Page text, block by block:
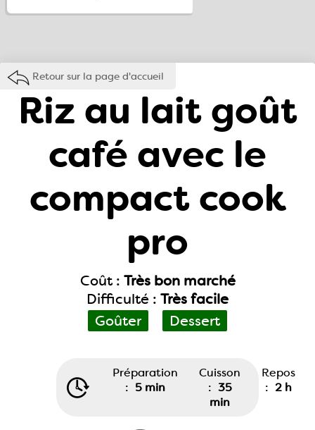
Retour sur la page d'accueil
Riz au lait goût
café avec le
compact cook
pro
Coût : Très bon marché
Difficulté : Très facile
Goûter
Dessert
Préparation
: 5 min
Cuisson
: 35
min
Repos
: 2 h